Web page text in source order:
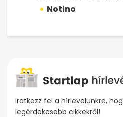
Notino
Iratkozz fel a hírlevelünkre,
legérdekesebb cikkekről!